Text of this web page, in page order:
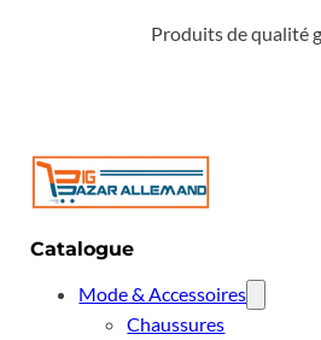
Produits de qualité
Catalogue
Mode & Accessoires
Chaussures